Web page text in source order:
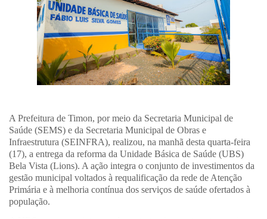
A Prefeitura de Timon, por meio da Secretaria Municipal de
Saúde (SEMS) e da Secretaria Municipal de Obras e
Infraestrutura (SEINFRA), realizou, na manhã desta quarta-feira
(17), a entrega da reforma da Unidade Básica de Saúde (UBS)
Bela Vista (Lions). A ação integra o conjunto de investimentos da
gestão municipal voltados à requalificação da rede de Atenção
Primária e à melhoria contínua dos serviços de saúde ofertados à
população.